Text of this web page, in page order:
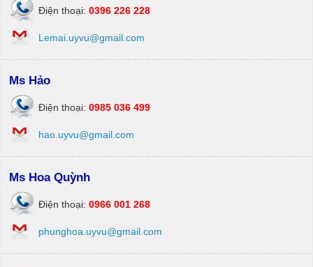
Điện thoại: 0396 226 228
Lemai.uyvu@gmail.com
Ms Hảo
Điện thoại: 0985 036 499
hao.uyvu@gmail.com
Ms Hoa Quỳnh
Điện thoại: 0966 001 268
phunghoa.uyvu@gmail.com